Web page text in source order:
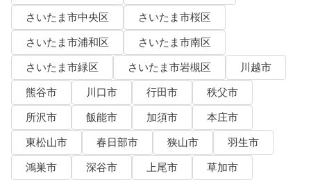
さいたま市中央区
さいたま市桜区
さいたま市浦和区
さいたま市南区
さいたま市緑区
さいたま市岩槻区
川越市
熊谷市
川口市 行田市
秩父市
所沢市
飯能市 加須市
本庄市
東松山市
春日部市 狭山市
羽生市
鴻巣市
深谷市 上尾市
草加市